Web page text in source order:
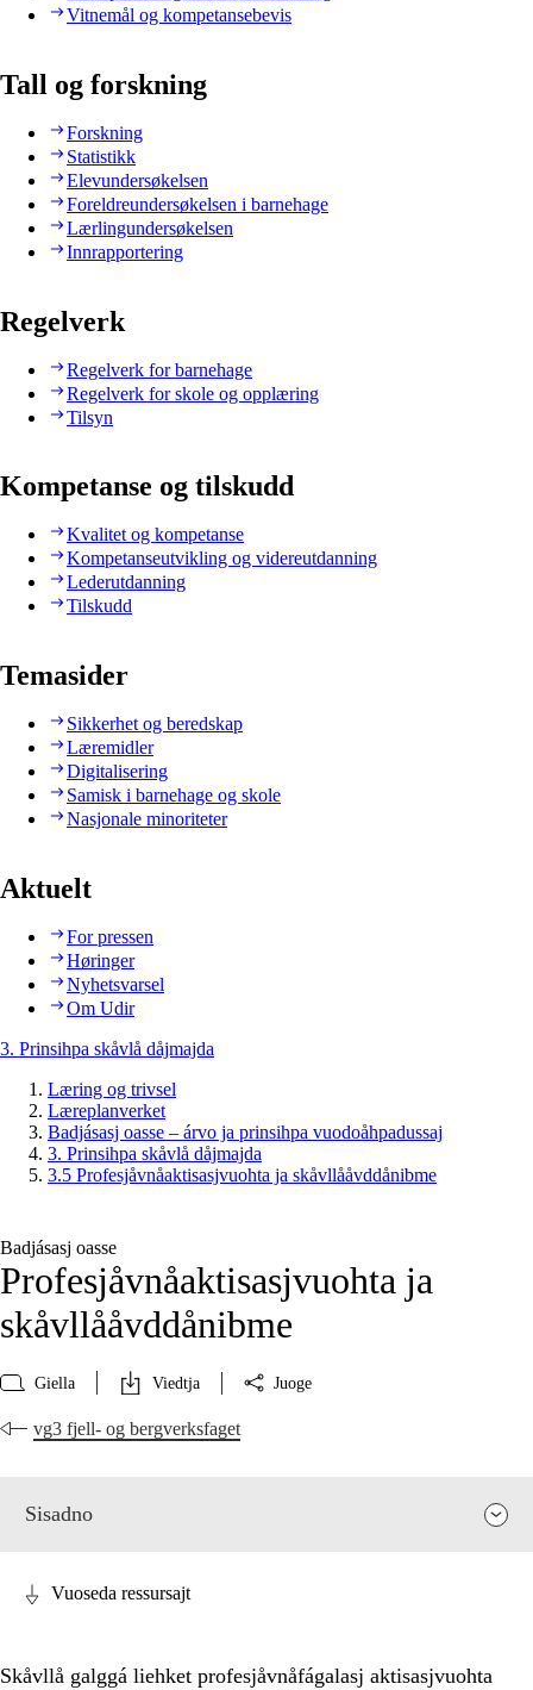
Vitnemål og kompetansebevis
Tall og forskning
Forskning
Statistikk
Elevundersøkelsen
Foreldreundersøkelsen i barnehage
Lærlingundersøkelsen
Innrapportering
Regelverk
Regelverk for barnehage
Regelverk for skole og opplæring
Tilsyn
Kompetanse og tilskudd
Kvalitet og kompetanse
Kompetanseutvikling og videreutdanning
Lederutdanning
Tilskudd
Temasider
Sikkerhet og beredskap
Læremidler
Digitalisering
Samisk i barnehage og skole
Nasjonale minoriteter
Aktuelt
For pressen
Høringer
Nyhetsvarsel
Om Udir
3. Prinsihpa skåvlå dåjmajda
Læring og trivsel
Læreplanverket
Badjásasj oasse – árvo ja prinsihpa vuodoåhpadussaj
3. Prinsihpa skåvlå dåjmajda
3.5 Profesjåvnåaktisasjvuohta ja skåvllååvddånibme
Badjásasj oasse
Profesjåvnåaktisasjvuohta ja
skåvllååvddånibme
Giella Viedtja Juoge
vg3 fjell- og bergverksfaget
Sisadno
Vuoseda ressursajt
Skåvllå galggá liehket profesjåvnåfágalasj aktisasjvuohta